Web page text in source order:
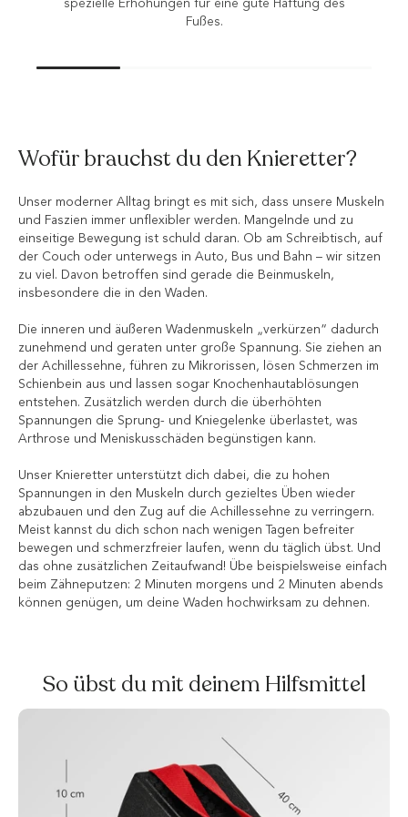
Wofür brauchst du den Knieretter?
Unser moderner Alltag bringt es mit sich, dass unsere Muskeln
und Faszien immer unflexibler werden. Mangelnde und zu
einseitige Bewegung ist schuld daran. Ob am Schreibtisch, auf
der Couch oder unterwegs in Auto, Bus und Bahn – wir sitzen
zu viel. Davon betroffen sind gerade die Beinmuskeln,
insbesondere die in den Waden.
Die inneren und äußeren Wadenmuskeln „verkürzen“ dadurch
zunehmend und geraten unter große Spannung. Sie ziehen an
der Achillessehne, führen zu Mikrorissen, lösen Schmerzen im
Schienbein aus und lassen sogar Knochenhautablösungen
entstehen. Zusätzlich werden durch die überhöhten
Spannungen die Sprung- und Kniegelenke überlastet, was
Arthrose und Meniskusschäden begünstigen kann.
Unser Knieretter unterstützt dich dabei, die zu hohen
Spannungen in den Muskeln durch gezieltes Üben wieder
abzubauen und den Zug auf die Achillessehne zu verringern.
Meist kannst du dich schon nach wenigen Tagen befreiter
bewegen und schmerzfreier laufen, wenn du täglich übst. Und
das ohne zusätzlichen Zeitaufwand! Übe beispielsweise einfach
beim Zähneputzen: 2 Minuten morgens und 2 Minuten abends
können genügen, um deine Waden hochwirksam zu dehnen.
So übst du mit deinem Hilfsmittel